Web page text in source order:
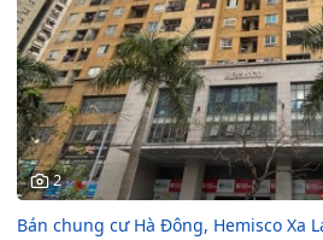
2
Bán chung cư Hà Đông, Hemisco Xa